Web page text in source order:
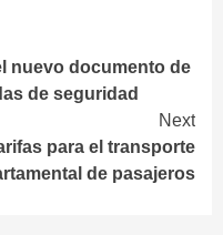
nuevo documento de
de seguridad
Next
para el transporte
de pasajeros